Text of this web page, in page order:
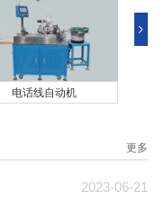
电话线自动机
更多
2023-06-21